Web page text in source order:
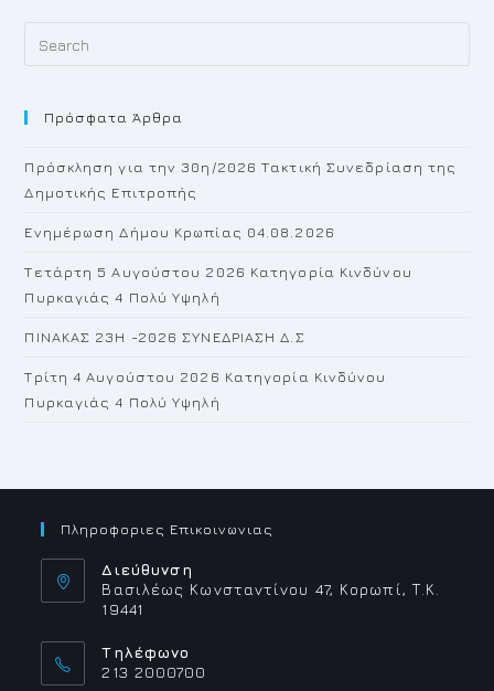
Πρόσφατα Άρθρα
Πρόσκληση για την 30η/2026 Τακτική Συνεδρίαση της
Δημοτικής Επιτροπής
Ενημέρωση Δήμου Κρωπίας 04.08.2026
Τετάρτη 5 Αυγούστου 2026 Κατηγορία Κινδύνου
Πυρκαγιάς 4 Πολύ Υψηλή
ΠΙΝΑΚΑΣ 23H -2026 ΣΥΝΕΔΡΙΑΣΗ Δ.Σ
Τρίτη 4 Αυγούστου 2026 Κατηγορία Κινδύνου
Πυρκαγιάς 4 Πολύ Υψηλή
Πληροφοριες Επικοινωνιας
Διεύθυνση
Βασιλέως Κωνσταντίνου 47, Κορωπί, Τ.Κ.
19441
Τηλέφωνο
213 2000700